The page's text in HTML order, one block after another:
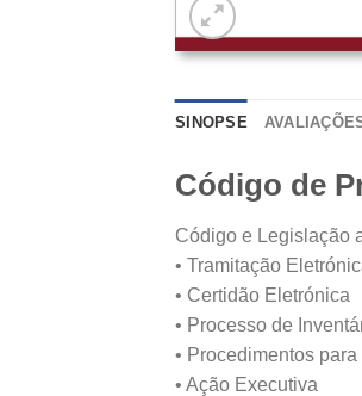
SINOPSE
Código de
Código e Legislação
• Tramitação
• Certidão Eletrónica
• Processo de
• Procedimentos
• Ação Executiva